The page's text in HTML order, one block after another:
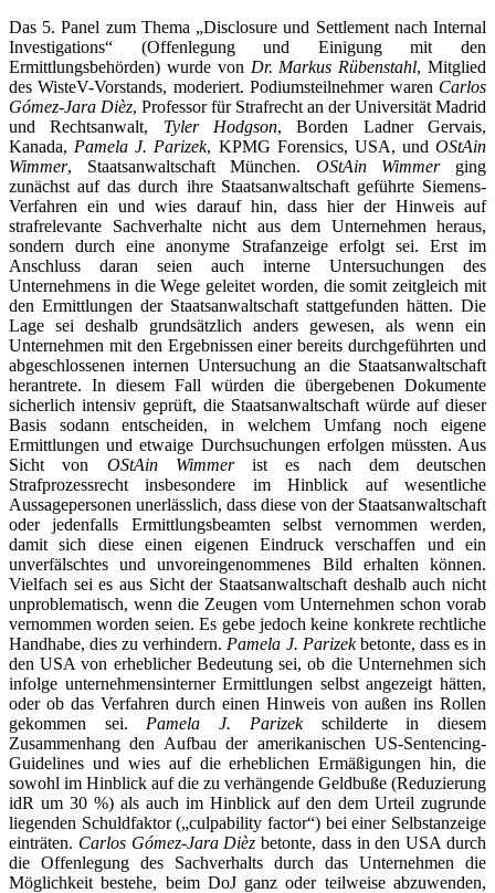
Das 5. Panel zum Thema „Disclosure und Settlement nach Internal
Investigations“ (Offenlegung und Einigung mit den
Ermittlungsbehörden) wurde von Dr. Markus Rübenstahl, Mitglied
des WisteV-Vorstands, moderiert. Podiumsteilnehmer waren Carlos
Gómez-Jara Dièz, Professor für Strafrecht an der Universität Madrid
und Rechtsanwalt, Tyler Hodgson, Borden Ladner Gervais,
Kanada, Pamela J. Parizek, KPMG Forensics, USA, und OStAin
Wimmer, Staatsanwaltschaft München. OStAin Wimmerging
zunächst auf das durch ihre Staatsanwaltschaft geführte Siemens-
Verfahren ein und wies darauf hin, dass hier der Hinweis auf
strafrelevante Sachverhalte nicht aus dem Unternehmen heraus,
sondern durch eine anonyme Strafanzeige erfolgt sei. Erst im
Anschluss daran seien auch interne Untersuchungen des
Unternehmens in die Wege geleitet worden, die somit zeitgleich mit
den Ermittlungen der Staatsanwaltschaft stattgefunden hätten. Die
Lage sei deshalb grundsätzlich anders gewesen, als wenn ein
Unternehmen mit den Ergebnissen einer bereits durchgeführten und
abgeschlossenen internen Untersuchung an die Staatsanwaltschaft
herantrete. In diesem Fall würden die übergebenen Dokumente
sicherlich intensiv geprüft, die Staatsanwaltschaft würde auf dieser
Basis sodann entscheiden, in welchem Umfang noch eigene
Ermittlungen und etwaige Durchsuchungen erfolgen müssten. Aus
Sicht von OStAin Wimmerist es nach dem deutschen
Strafprozessrecht insbesondere im Hinblick auf wesentliche
Aussagepersonen unerlässlich, dass diese von der Staatsanwaltschaft
oder jedenfalls Ermittlungsbeamten selbst vernommen werden,
damit sich diese einen eigenen Eindruck verschaffen und ein
unverfälschtes und unvoreingenommenes Bild erhalten können.
Vielfach sei es aus Sicht der Staatsanwaltschaft deshalb auch nicht
unproblematisch, wenn die Zeugen vom Unternehmen schon vorab
vernommen worden seien. Es gebe jedoch keine konkrete rechtliche
Handhabe, dies zu verhindern. Pamela J. Parizekbetonte, dass es in
den USA von erheblicher Bedeutung sei, ob die Unternehmen sich
infolge unternehmensinterner Ermittlungen selbst angezeigt hätten,
oder ob das Verfahren durch einen Hinweis von außen ins Rollen
gekommen sei. Pamela J. Parizek schilderte in diesem
Zusammenhang den Aufbau der amerikanischen US-Sentencing-
Guidelines und wies auf die erheblichen Ermäßigungen hin, die
sowohl im Hinblick auf die zu verhängende Geldbuße (Reduzierung
idR um 30 %) als auch im Hinblick auf den dem Urteil zugrunde
liegenden Schuldfaktor („culpability factor“) bei einer Selbstanzeige
einträten. Carlos Gómez-Jara Dièzbetonte, dass in den USA durch
die Offenlegung des Sachverhalts durch das Unternehmen die
Möglichkeit bestehe, beim DoJ ganz oder teilweise abzuwenden,